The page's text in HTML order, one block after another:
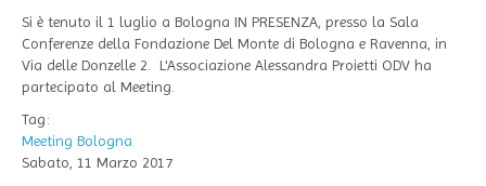
Si è tenuto il 1 luglio a Bologna IN PRESENZA, presso la Sala
Conferenze della Fondazione Del Monte di Bologna e Ravenna, in
Via delle Donzelle 2. L'Associazione Alessandra Proietti ODV ha
partecipato al Meeting.
Tag:
Meeting Bologna
Sabato, 11 Marzo 2017